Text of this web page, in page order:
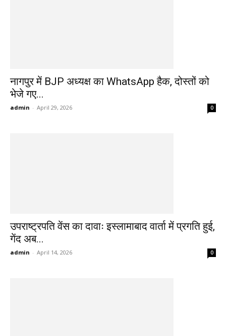
नागपुर में BJP अध्यक्ष का WhatsApp हैक, दोस्तों को
भेजे गए...
admin - April 29, 2026 0
उपराष्ट्रपति वेंस का दावाः इस्लामाबाद वार्ता में प्रगति हुई,
गेंद अब...
admin - April 14, 2026 0